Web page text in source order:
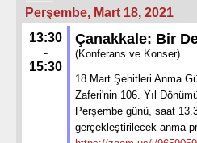
KAMPÜSTE
YAŞAM
KÜTÜPHANE
PORTALI
Perşembe, Mart 18, 2021
13:30
-
15:30
Çanakkale: Bir
(Konferans ve Konser)
18 Mart Şehitleri Anma
Zaferi'nin 106. Yıl
Perşembe günü, saat
gerçekleştirilecek anma